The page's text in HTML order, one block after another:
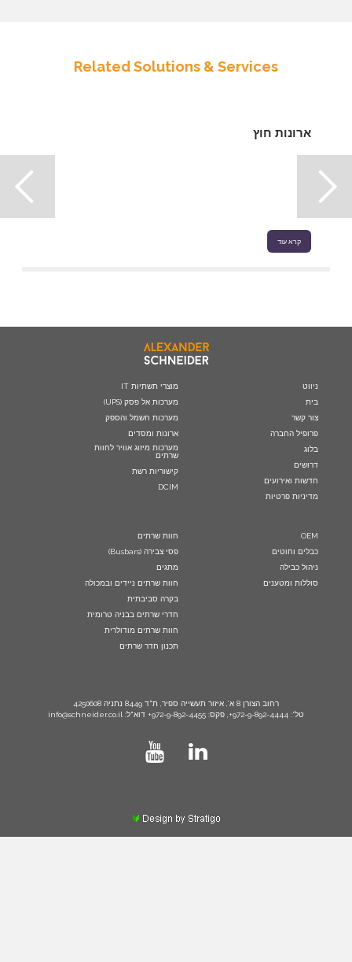
Related Solutions & Services
ארונות חוץ
קרא עוד
ניווט
בית
צור קשר
פרופיל החברה
בלוג
דרושים
חדשות ואירועים
מדיניות פרטיות
מוצרי תשתיות IT
מערכות אל פסק (UPS)
מערכות חשמל והספק
ארונות ומסדים
מערכות מיזוג אוויר לחוות
שרתים
קישוריות רשת
DCIM
OEM
כבלים וחוטים
ניהול כבילה
סוללות ומטענים
חוות שרתים
פסי צבירה (Busbars)
מתגים
חוות שרתים ניידים ובמכולה
בקרה סביבתית
חדרי שרתים בבניה טרומית
חוות שרתים מודולרית
תכנון חדר שרתים
רחוב הצורן 8 א’, איזור תעשייה ספיר, ת"ד 8449 נתניה 4250608
טל': 972-9-892-4444+, פקס: 972-9-892-4455+ דוא"ל: info@schneider.co.il